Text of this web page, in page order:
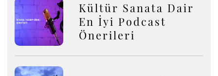
Kültür Sanata Dair
En İyi Podcast
Önerileri